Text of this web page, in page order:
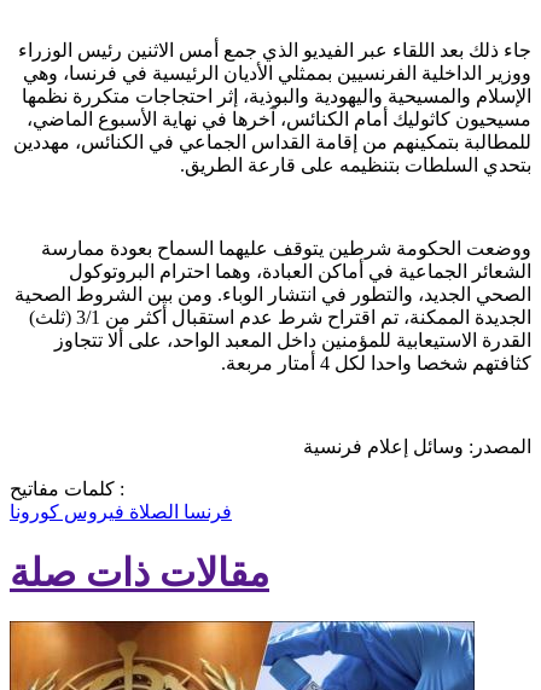
جاء ذلك بعد اللقاء عبر الفيديو الذي جمع أمس الاثنين رئيس الوزراء
ووزير الداخلية الفرنسيين بممثلي الأديان الرئيسية في فرنسا، وهي
الإسلام والمسيحية واليهودية والبوذية، إثر احتجاجات متكررة نظمها
مسيحيون كاثوليك أمام الكنائس، آخرها في نهاية الأسبوع الماضي،
للمطالبة بتمكينهم من إقامة القداس الجماعي في الكنائس، مهددين
بتحدي السلطات بتنظيمه على قارعة الطريق.
ووضعت الحكومة شرطين يتوقف عليهما السماح بعودة ممارسة
الشعائر الجماعية في أماكن العبادة، وهما احترام البروتوكول
الصحي الجديد، والتطور في انتشار الوباء. ومن بين الشروط الصحية
الجديدة الممكنة، تم اقتراح شرط عدم استقبال أكثر من 3/1 (ثلث)
القدرة الاستيعابية للمؤمنين داخل المعبد الواحد، على ألا تتجاوز
كثافتهم شخصا واحدا لكل 4 أمتار مربعة.
المصدر: وسائل إعلام فرنسية
كلمات مفاتيح :
فرنسا الصلاة فيروس كورونا
مقالات ذات صلة